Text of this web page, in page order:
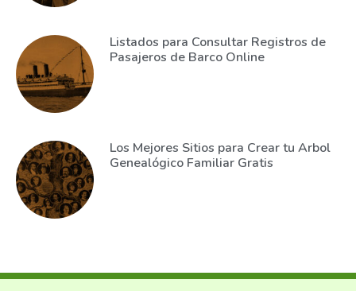
Listados para Consultar Registros de
Pasajeros de Barco Online
Los Mejores Sitios para Crear tu Arbol
Genealógico Familiar Gratis